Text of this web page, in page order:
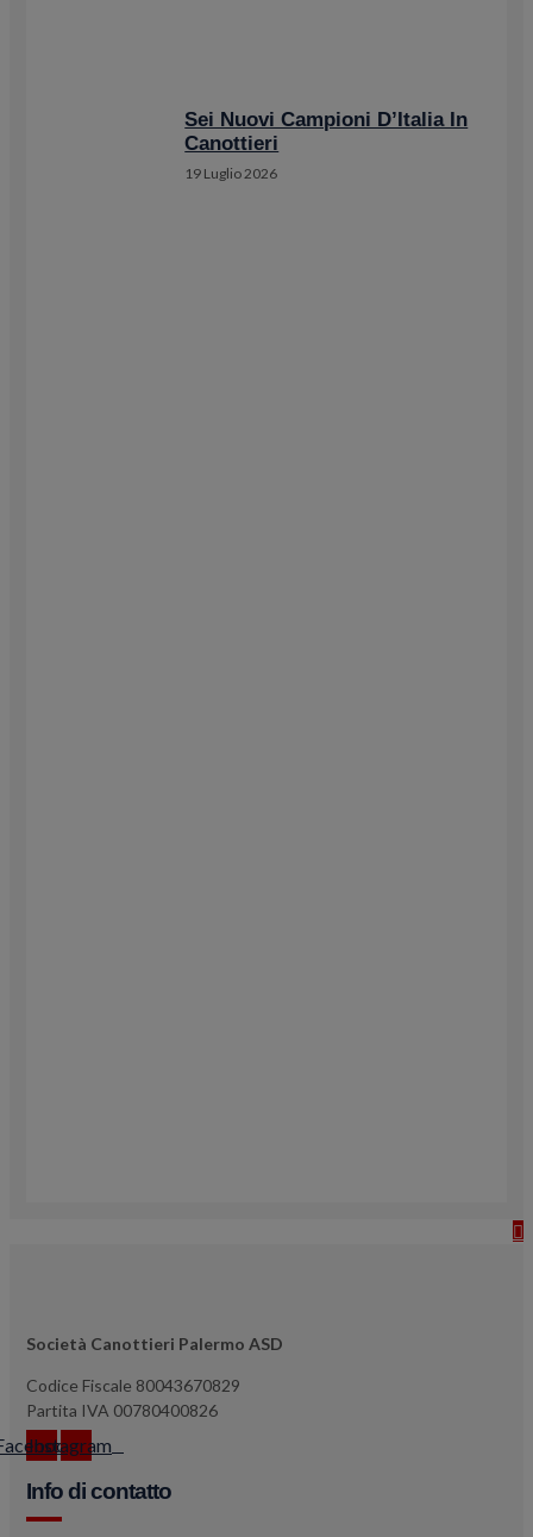
Sei Nuovi Campioni D’Italia In
Canottieri
19 Luglio 2026
Società Canottieri Palermo ASD
Codice Fiscale 80043670829
Partita IVA 00780400826
Instagram
Info di contatto